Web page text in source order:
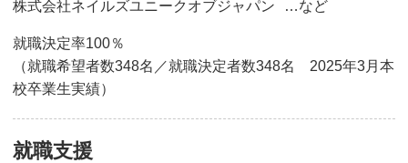
株式会社ネイルズユニークオブジャパン
…など
就職決定率100％
（就職希望者数348名／就職決定者数348名 2025年3月本
校卒業生実績）
就職支援